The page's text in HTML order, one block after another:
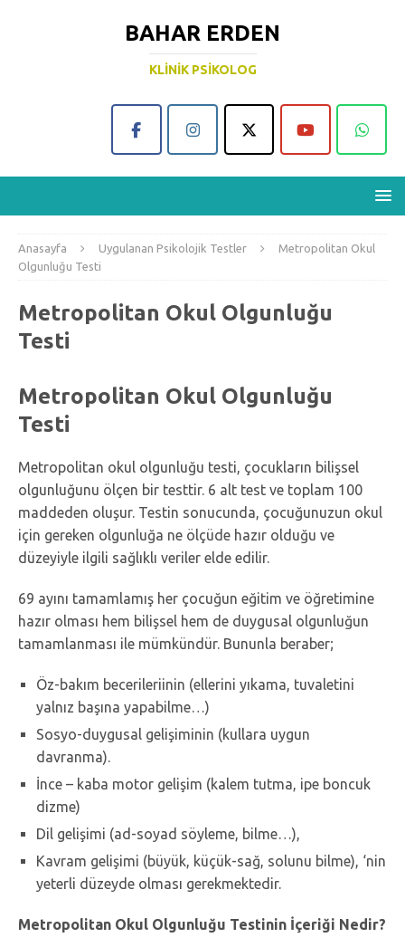
BAHAR ERDEN
KLINIK PSIKOLOG
Anasayfa Uygulanan Psikolojik Testler
Metropolitan Okul
Olgunluğu Testi
Metropolitan Okul Olgunluğu
Testi
Metropolitan Okul Olgunluğu
Testi
Metropolitan okul olgunluğu testi, çocukların bilişsel
olgunluğunu ölçen bir testtir. 6 alt test ve toplam 100
maddeden oluşur. Testin sonucunda, çocuğunuzun okul
için gereken olgunluğa ne ölçüde hazır olduğu ve
düzeyiyle ilgili sağlıklı veriler elde edilir.
69 ayını tamamlamış her çocuğun eğitim ve öğretimine
hazır olması hem bilişsel hem de duygusal olgunluğun
tamamlanması ile mümkündür. Bununla beraber;
Öz-bakım becerileriinin (ellerini yıkama, tuvaletini
yalnız başına yapabilme…)
Sosyo-duygusal gelişiminin (kullara uygun
davranma).
İnce – kaba motor gelişim (kalem tutma, ipe boncuk
dizme)
Dil gelişimi (ad-soyad söyleme, bilme…),
Kavram gelişimi (büyük, küçük-sağ, solunu bilme), ‘nin
yeterli düzeyde olması gerekmektedir.
Metropolitan Okul Olgunluğu Testinin İçeriği Nedir?